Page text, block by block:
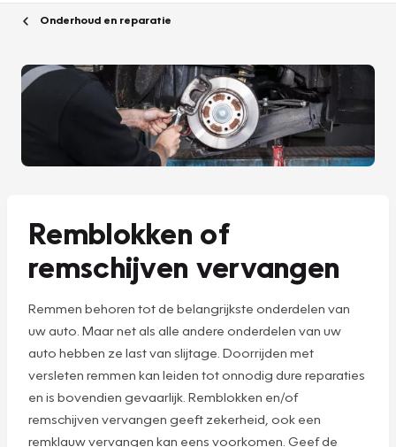
Onderhoud en reparatie
Remblokken of
remschijven vervangen
Remmen behoren tot de belangrijkste onderdelen van
uw auto. Maar net als alle andere onderdelen van uw
auto hebben ze last van slijtage. Doorrijden met
versleten remmen kan leiden tot onnodig dure reparaties
en is bovendien gevaarlijk. Remblokken en/of
remschijven vervangen geeft zekerheid, ook een
remklauw vervangen kan eens voorkomen. Geef de